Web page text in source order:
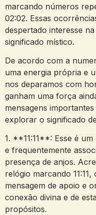
marcando números
02:02. Essas
despertado interesse
significado místico.
De acordo com a
uma energia própria e
nos deparamos com
ganham uma força
mensagens
explorar o significado
1. **11:11**: Esse é
e frequentemente
presença de anjos.
relógio marcando
mensagem de apoio e
conexão divina e de
propósitos.